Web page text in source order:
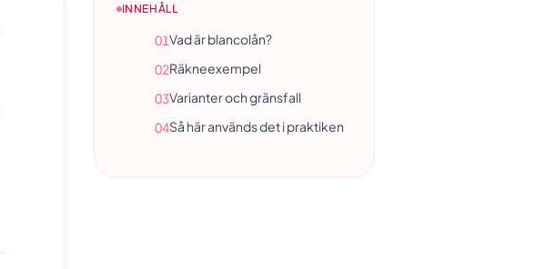
INNEHÅLL
01Vad är blancolån?
02Räkneexempel
03Varianter och gränsfall
04Så här används det i praktiken